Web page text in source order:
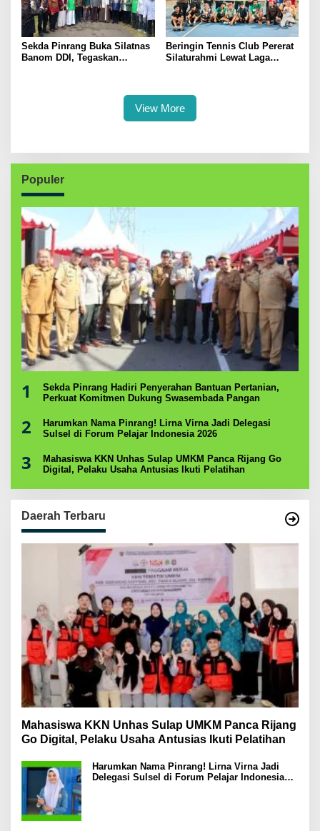
Sekda Pinrang Buka Silatnas
Banom DDI, Tegaskan
Beringin Tennis Club Pererat
Silaturahmi Lewat Laga
View More
Populer
1
Sekda Pinrang Hadiri Penyerahan Bantuan Pertanian,
Perkuat Komitmen Dukung Swasembada Pangan
2
Harumkan Nama Pinrang! Lirna Virna Jadi Delegasi
Sulsel di Forum Pelajar Indonesia 2026
3
Mahasiswa KKN Unhas Sulap UMKM Panca Rijang Go
Digital, Pelaku Usaha Antusias Ikuti Pelatihan
Daerah Terbaru
Mahasiswa KKN Unhas Sulap UMKM Panca Rijang
Go Digital, Pelaku Usaha Antusias Ikuti Pelatihan
Harumkan Nama Pinrang! Lirna Virna Jadi
Delegasi Sulsel di Forum Pelajar Indonesia